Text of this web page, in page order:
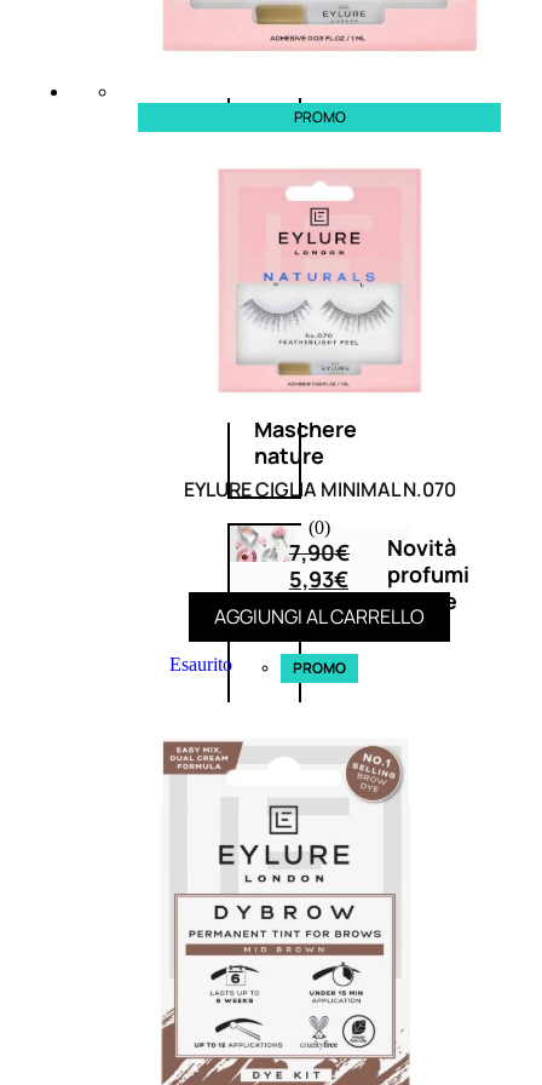
Corpo
Bagno
Detergenza
Trattamenti
viso
Maschere
nature
Novità
profumi
nature
Esaurito PROMO
Fragranze
Nature
Donna
L’OCCITANE
EDT
FIORI
DI
Valutato
PROMO
EYLURE CIGLIA MINIMAL N.070
(0)
7,90€
5,93€
AGGIUNGI AL CARRELLO